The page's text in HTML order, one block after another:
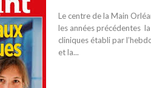
Le centre de la Main
les années précédentes
cliniques établi par
et la...